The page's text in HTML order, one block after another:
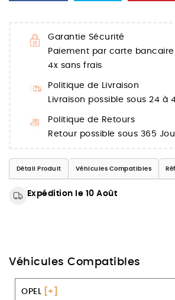
Garantie Sécurité
Paiement par carte
4x sans frais
Politique de Livraison
Livraison possible sous 24 à
Politique de Retours
Retour possible sous 365
Détail Produit Véhicules Compatibles
Expédition le 10 Août
Véhicules Compatibles
OPEL [+]